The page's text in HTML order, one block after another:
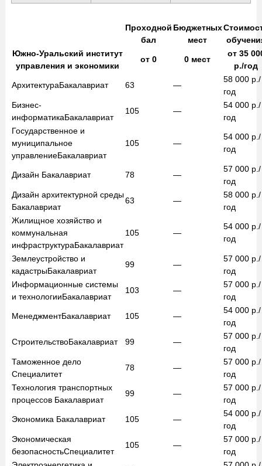
Проходной
бал
Бюджетных
мест
Южно-Уральский институт
управления и экономики
от0 0 мест
от35
р./год
АрхитектураБакалавриат 63 —
58 000 р./
год
Бизнес-
информатикаБакалавриат
105 —
54 000 р./
год
Государственное и
муниципальное
управлениеБакалавриат
105 —
54 000 р./
год
Дизайн Бакалавриат 78 —
57 000 р./
год
Дизайн архитектурной среды
Бакалавриат
63 —
58 000 р./
год
Жилищное хозяйство и
коммунальная
инфраструктураБакалавриат
105 —
54 000 р./
год
Землеустройство и
кадастрыБакалавриат
99 —
57 000 р./
год
Информационные системы
и технологииБакалавриат
103 —
57 000 р./
год
МенеджментБакалавриат 105 —
54 000 р./
год
СтроительствоБакалавриат 99 —
57 000 р./
год
Таможенное дело
Специалитет
78 —
57 000 р./
год
Технология транспортных
процессов Бакалавриат
99 —
57 000 р./
год
Экономика Бакалавриат 105 —
54 000 р./
год
Экономическая
безопасностьСпециалитет
105 —
57 000 р./
год